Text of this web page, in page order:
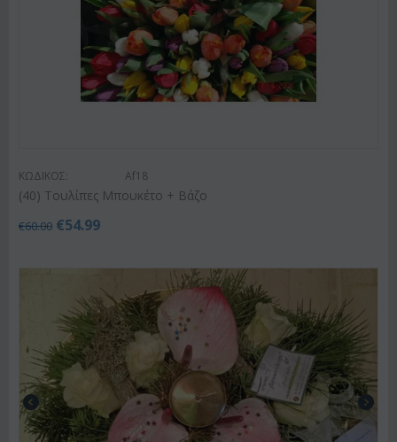
ΚΩΔΙΚΟΣ: Af18
(40) Τουλίπες Μπουκέτο + Βάζο
€60.00 €54.99